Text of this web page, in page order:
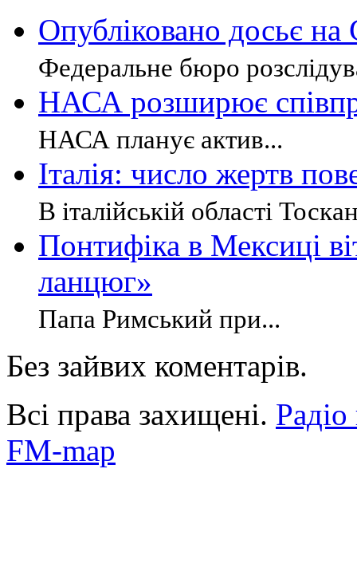
Опубліковано досьє на
Федеральне бюро
НАСА розширює
НАСА планує актив...
Італія: число жертв
В італійській області
Понтифіка в Мексиці
ланцюг»
Папа Римський при...
Без зайвих коментарів.
Всі права захищені.
FM-map